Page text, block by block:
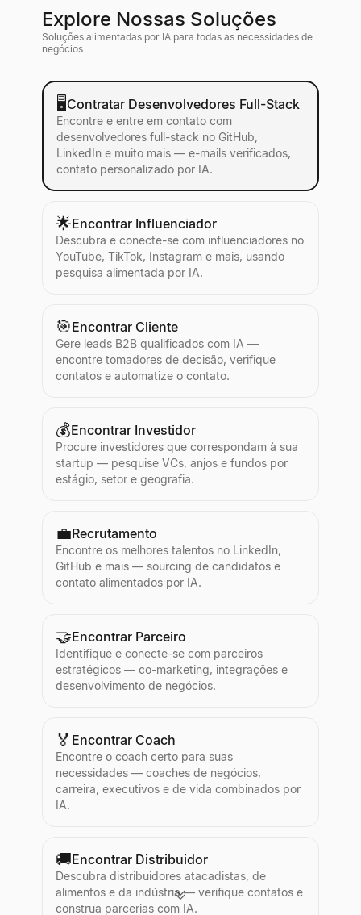
Explore Nossas Soluções
Soluções alimentadas por IA para todas as necessidades de
negócios
🖥Contratar Desenvolvedores Full-Stack
Encontre e entre em contato com
desenvolvedores full-stack no GitHub,
LinkedIn e muito mais — e-mails verificados,
contato personalizado por IA.
🌟Encontrar Influenciador
Descubra e conecte-se com influenciadores no
YouTube, TikTok, Instagram e mais, usando
pesquisa alimentada por IA.
🎯Encontrar Cliente
Gere leads B2B qualificados com IA —
encontre tomadores de decisão, verifique
contatos e automatize o contato.
💰Encontrar Investidor
Procure investidores que correspondam à sua
startup — pesquise VCs, anjos e fundos por
estágio, setor e geografia.
💼Recrutamento
Encontre os melhores talentos no LinkedIn,
GitHub e mais — sourcing de candidatos e
contato alimentados por IA.
🤝Encontrar Parceiro
Identifique e conecte-se com parceiros
estratégicos — co-marketing, integrações e
desenvolvimento de negócios.
🏅 Encontrar Coach
Encontre o coach certo para suas
necessidades — coaches de negócios,
carreira, executivos e de vida combinados por
IA.
🚚Encontrar Distribuidor
Descubra distribuidores atacadistas, de
alimentos e da indústria — verifique contatos e
construa parcerias com IA.